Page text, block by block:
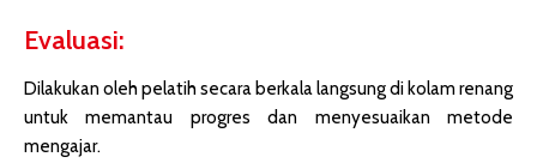
Evaluasi:
Dilakukan oleh pelatih secara berkala langsung di kolam renang
untuk memantau progres dan menyesuaikan metode
mengajar.